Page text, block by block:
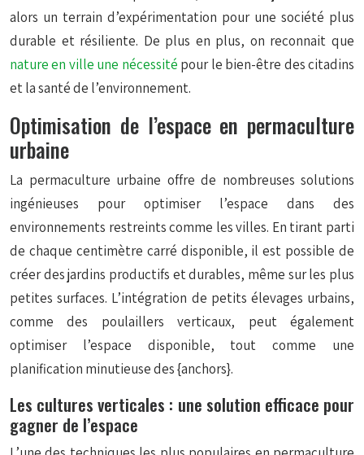
alors un terrain d’expérimentation pour une société plus
durable et résiliente. De plus en plus, on reconnait que
nature en ville une nécessité pour le bien-être des citadins
et la santé de l’environnement.
Optimisation de l’espace en permaculture
urbaine
La permaculture urbaine offre de nombreuses solutions
ingénieuses pour optimiser l’espace dans des
environnements restreints comme les villes. En tirant parti
de chaque centimètre carré disponible, il est possible de
créer des jardins productifs et durables, même sur les plus
petites surfaces. L’intégration de petits élevages urbains,
comme des poulaillers verticaux, peut également
optimiser l’espace disponible, tout comme une
planification minutieuse des {anchors}.
Les cultures verticales : une solution efficace pour
gagner de l’espace